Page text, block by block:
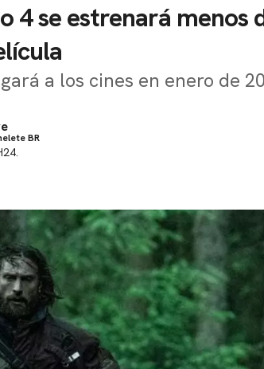
4 se estrenará menos
a los cines en enero de
BR